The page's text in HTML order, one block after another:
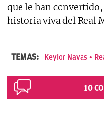
que le han
historia viva del Real
TEMAS: Keylor Navas
10